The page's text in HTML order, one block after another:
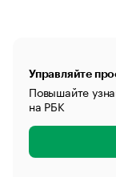
Управляйте
Повышайте
на РБК